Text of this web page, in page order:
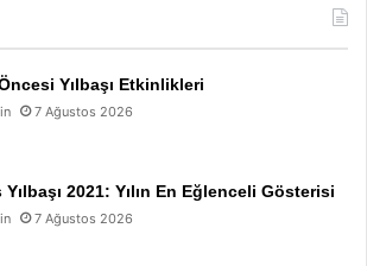
Yılbaşı Etkinlikleri
7 Ağustos 2026
Yılbaşı 2021: Yılın En Eğlenceli Gösterisi
7 Ağustos 2026